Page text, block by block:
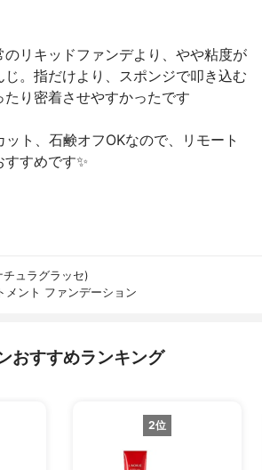
のリキッドファンデより、やや粘度が
。指だけより、スポンジで叩き込む
たり密着させやすかったです
ト、石鹸オフOKなので、リモート
すめです✨
ュラグラッセ)
メント ファンデーション
おすすめランキング
2位